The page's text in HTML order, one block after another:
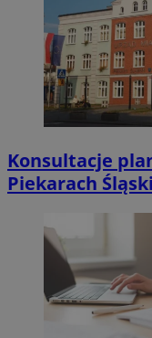
Konsultacje
Piekarach